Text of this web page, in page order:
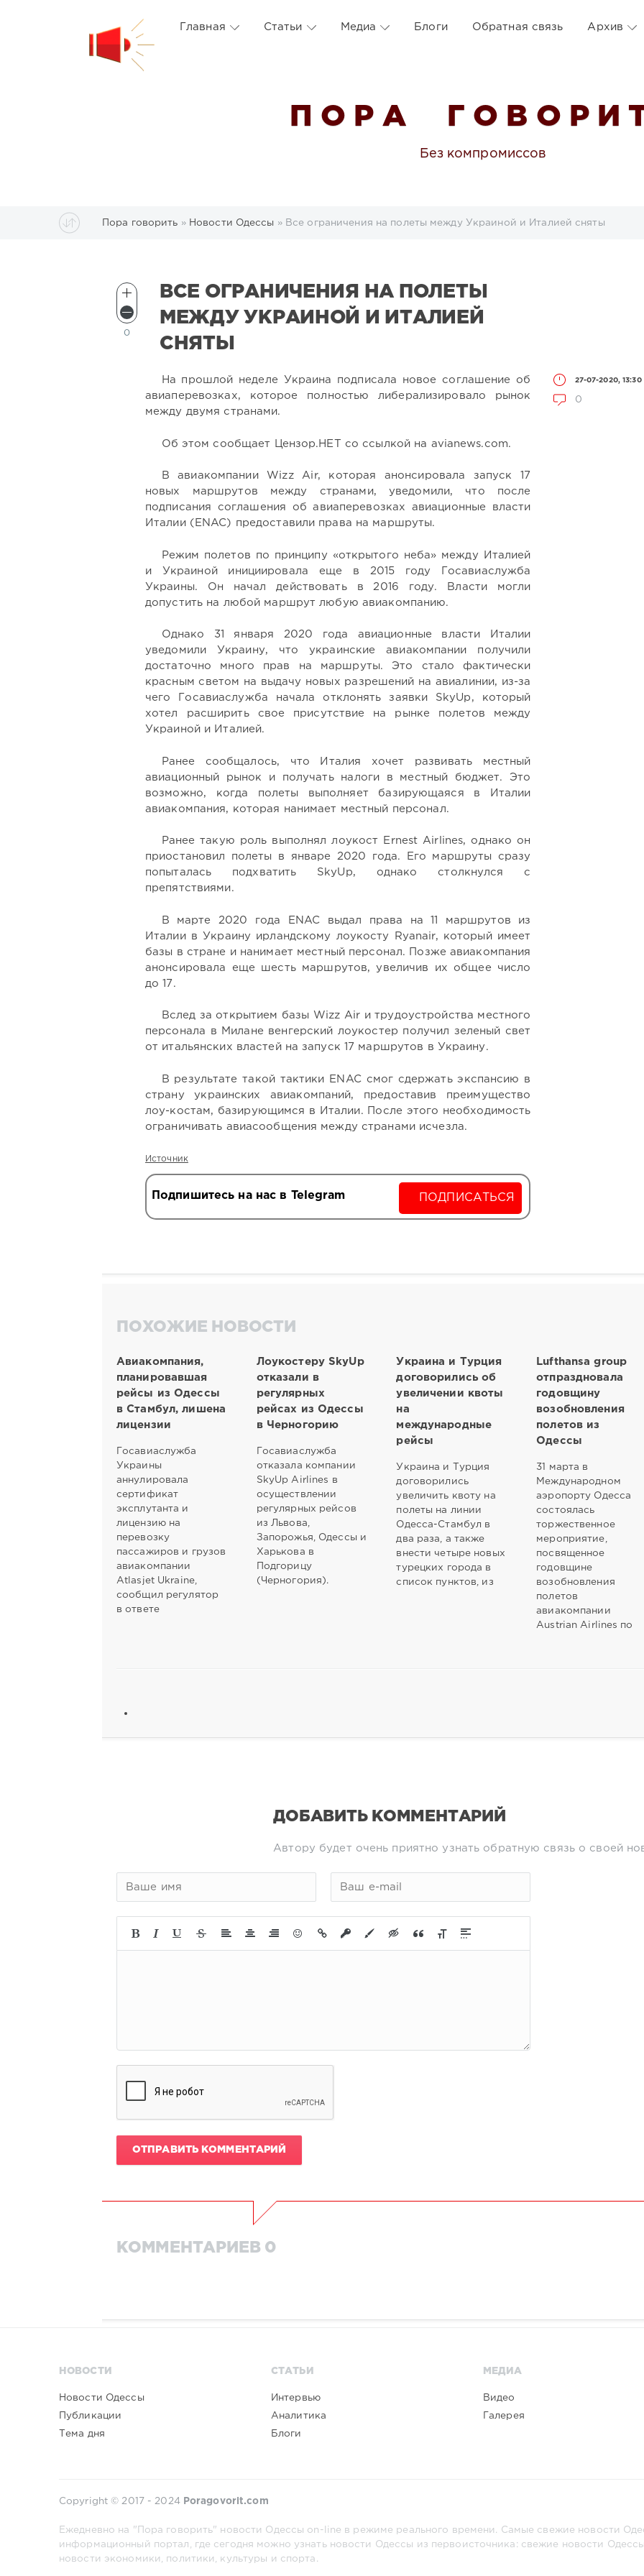
Главная Статьи Медиа Блоги Обратная связь Архив
П О Р А Г О В О Р И
Без компромиссов
Пора говорить » Новости Одессы » Все ограничения на полеты между Украиной и Италией сняты
ВСЕ ОГРАНИЧЕНИЯ НА ПОЛЕТЫ
МЕЖДУ УКРАИНОЙ И ИТАЛИЕЙ
СНЯТЫ
27-07-2020, 13:30
0
0
На прошлой неделе Украина подписала новое соглашение об
авиаперевозках, которое полностью либерализировало рынок
между двумя странами.
Об этом сообщает Цензор.НЕТ со ссылкой на avianews.com.
В авиакомпании Wizz Air, которая анонсировала запуск 17
новых маршрутов между странами, уведомили, что после
подписания соглашения об авиаперевозках авиационные власти
Италии (ENAC) предоставили права на маршруты.
Режим полетов по принципу «открытого неба» между Италией
и Украиной инициировала еще в 2015 году Госавиаслужба
Украины. Он начал действовать в 2016 году. Власти могли
допустить на любой маршрут любую авиакомпанию.
Однако 31 января 2020 года авиационные власти Италии
уведомили Украину, что украинские авиакомпании получили
достаточно много прав на маршруты. Это стало фактически
красным светом на выдачу новых разрешений на авиалинии, из-за
чего Госавиаслужба начала отклонять заявки SkyUp, который
хотел расширить свое присутствие на рынке полетов между
Украиной и Италией.
Ранее сообщалось, что Италия хочет развивать местный
авиационный рынок и получать налоги в местный бюджет. Это
возможно, когда полеты выполняет базирующаяся в Италии
авиакомпания, которая нанимает местный персонал.
Ранее такую роль выполнял лоукост Ernest Airlines, однако он
приостановил полеты в январе 2020 года. Его маршруты сразу
попыталась подхватить SkyUp, однако столкнулся с
препятствиями.
В марте 2020 года ENAC выдал права на 11 маршрутов из
Италии в Украину ирландскому лоукосту Ryanair, который имеет
базы в стране и нанимает местный персонал. Позже авиакомпания
анонсировала еще шесть маршрутов, увеличив их общее число
до 17.
Вслед за открытием базы Wizz Air и трудоустройства местного
персонала в Милане венгерский лоукостер получил зеленый свет
от итальянских властей на запуск 17 маршрутов в Украину.
В результате такой тактики ENAC смог сдержать экспансию в
страну украинских авиакомпаний, предоставив преимущество
лоу-костам, базирующимся в Италии. После этого необходимость
ограничивать авиасообщения между странами исчезла.
Источник
Подпишитесь на нас в Telegram ПОДПИСАТЬСЯ
ПОХОЖИЕ НОВОСТИ
Авиакомпания,
планировавшая
рейсы из Одессы
в Стамбул, лишена
лицензии
Госавиаслужба
Украины
аннулировала
сертификат
эксплутанта и
лицензию на
перевозку
пассажиров и грузов
авиакомпании
Atlasjet Ukraine,
сообщил регулятор
в ответе
Лоукостеру SkyUp
отказали в
регулярных
рейсах из Одессы
в Черногорию
Госавиаслужба
отказала компании
SkyUp Airlines в
осуществлении
регулярных рейсов
из Львова,
Запорожья, Одессы и
Харькова в
Подгорицу
(Черногория).
Украина и Турция
договорились об
увеличении квоты
на
международные
рейсы
Украина и Турция
договорились
увеличить квоту на
полеты на линии
Одесса-Стамбул в
два раза, а также
внести четыре новых
турецких города в
список пунктов, из
Lufthansa group
отпраздновала
годовщину
возобновления
полетов из
Одессы
31 марта в
Международном
аэропорту Одесса
состоялась
торжественное
мероприятие,
посвященное
годовщине
возобновления
полетов
авиакомпании
Austrian Airlines по
ДОБАВИТЬ КОММЕНТАРИЙ
Автору будет очень приятно узнать обратную связь о своей
ОТПРАВИТЬ КОММЕНТАРИЙ
КОММЕНТАРИЕВ 0
НОВОСТИ
Новости Одессы
Публикации
Тема дня
СТАТЬИ
Интервью
Аналитика
Блоги
МЕДИА
Видео
Галерея
Copyright © 2017 - 2024 Poragovorit.com
Ежедневно на "Пора говорить" новости Одессы on-line в режиме реального времени. Самые свежие новости
информационный портал, где сегодня можно узнать новости Одессы из первоисточника: свежие новости
новости экономики, политики, культуры и спорта.